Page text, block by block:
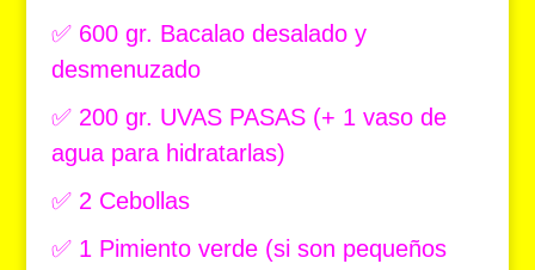
✅ 600 gr. Bacalao desalado y
desmenuzado
✅ 200 gr. UVAS PASAS (+ 1 vaso de
agua para hidratarlas)
✅ 2 Cebollas
✅ 1 Pimiento verde (si son pequeños